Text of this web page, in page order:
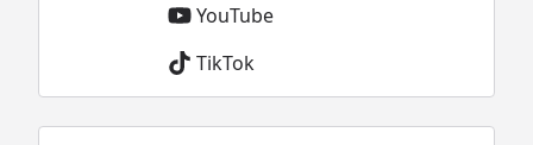
YouTube
TikTok